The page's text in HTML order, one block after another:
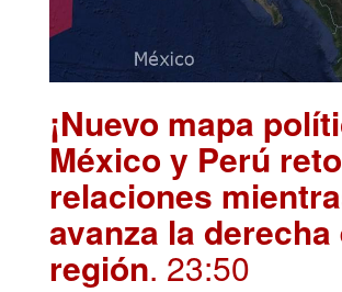
¡Nuevo mapa
México y Perú
relaciones
avanza la derecha
región. 23:50